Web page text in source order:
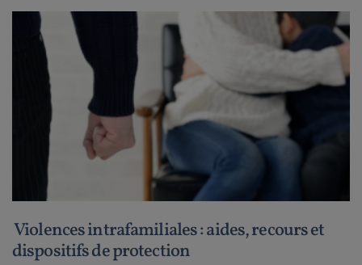
Violences intrafamiliales : aides, recours et
dispositifs de protection